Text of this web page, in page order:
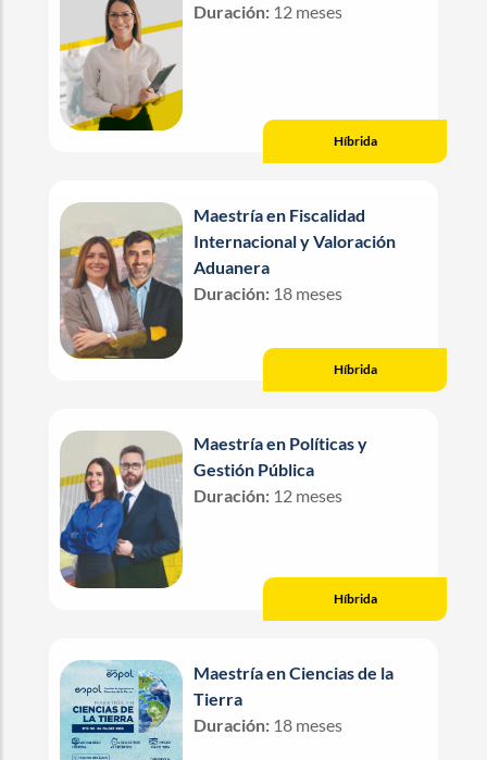
Duración: 12 meses
Híbrida
Maestría en Fiscalidad
Internacional y Valoración
Aduanera
Duración: 18 meses
Híbrida
Maestría en Políticas y
Gestión Pública
Duración: 12 meses
Híbrida
Maestría en Ciencias de la
Tierra
Duración: 18 meses